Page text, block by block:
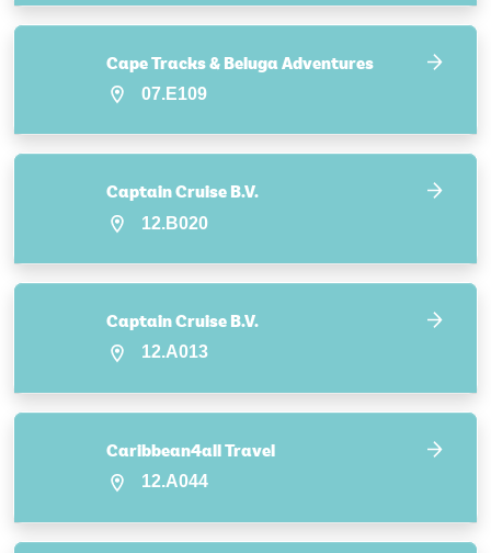
Cape Tracks & Beluga Adventures
07.E109
Captain Cruise B.V.
12.B020
Captain Cruise B.V.
12.A013
Caribbean4all Travel
12.A044